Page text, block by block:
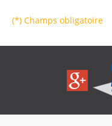
(*) Champs obligatoire